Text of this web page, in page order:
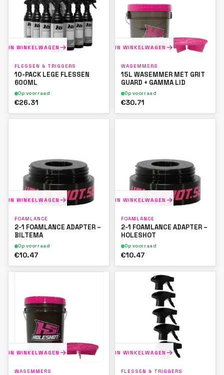
IN WINKELWAGEN
FLESSEN & TRIGGERS
10-PACK LEGE FLESSEN
600ML
Op voorraad
€26.31
IN WINKELWAGEN
WASEMMERS
15L WASEMMER MET GRIT
GUARD + GAMMA LID
Op voorraad
€30.71
IN WINKELWAGEN
FOAMLANCE
2-1 FOAMLANCE ADAPTER –
BILTEMA
Op voorraad
€10.47
IN WINKELWAGEN
FOAMLANCE
2-1 FOAMLANCE ADAPTER –
HOLESHOT
Op voorraad
€10.47
IN WINKELWAGEN
WASEMMERS
IN WINKELWAGEN
FLESSEN & TRIGGERS